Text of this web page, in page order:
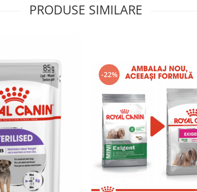
PRODUSE SIMILARE
-22%